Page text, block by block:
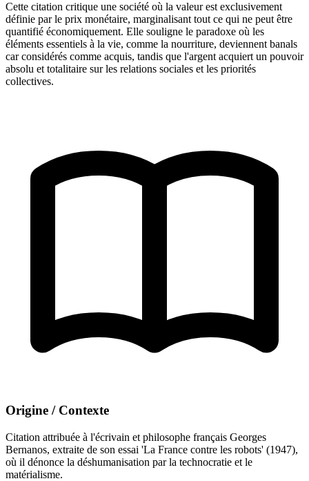
Cette citation critique une société où la valeur est exclusivement
définie par le prix monétaire, marginalisant tout ce qui ne peut être
quantifié économiquement. Elle souligne le paradoxe où les
éléments essentiels à la vie, comme la nourriture, deviennent banals
car considérés comme acquis, tandis que l'argent acquiert un pouvoir
absolu et totalitaire sur les relations sociales et les priorités
collectives.
Origine / Contexte
Citation attribuée à l'écrivain et philosophe français Georges
Bernanos, extraite de son essai 'La France contre les robots' (1947),
où il dénonce la déshumanisation par la technocratie et le
matérialisme.